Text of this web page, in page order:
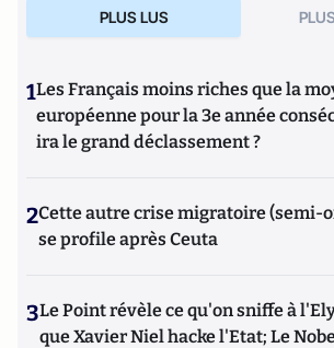
PLUS LUS
1Les Français moins riches que la
européenne pour la 3e année
ira le grand déclassement ?
2Cette autre crise migratoire (semi-
se profile après Ceuta
3Le Point révèle ce qu'on sniffe à
que Xavier Niel hacke l'Etat; Le